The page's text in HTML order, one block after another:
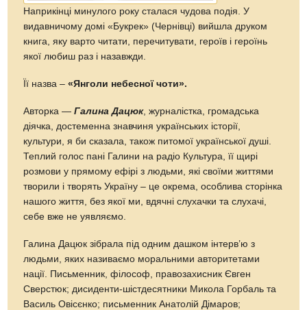
Наприкінці минулого року сталася чудова подія. У
видавничому домі «Букрек» (Чернівці) вийшла друком
книга, яку варто читати, перечитувати, героїв і героїнь
якої любиш раз і назавжди.
Її назва –«Янголи небесної чоти».
Авторка —Галина Дацюк, журналістка, громадська
діячка, достеменна знавчиня українських історії,
культури, я би сказала, також питомої української душі.
Теплий голос пані Галини на радіо Культура, її щирі
розмови у прямому ефірі з людьми, які своїми життями
творили і творять Україну – це окрема, особлива сторінка
нашого життя, без якої ми, вдячні слухачки та слухачі,
себе вже не уявляємо.
Галина Дацюк зібрала під одним дашком інтерв’ю з
людьми, яких називаємо моральними авторитетами
нації. Письменник, філософ, правозахисник Євген
Сверстюк; дисиденти-шістдесятники Микола Горбаль та
Василь Овісєнко; письменник Анатолій Дімаров;